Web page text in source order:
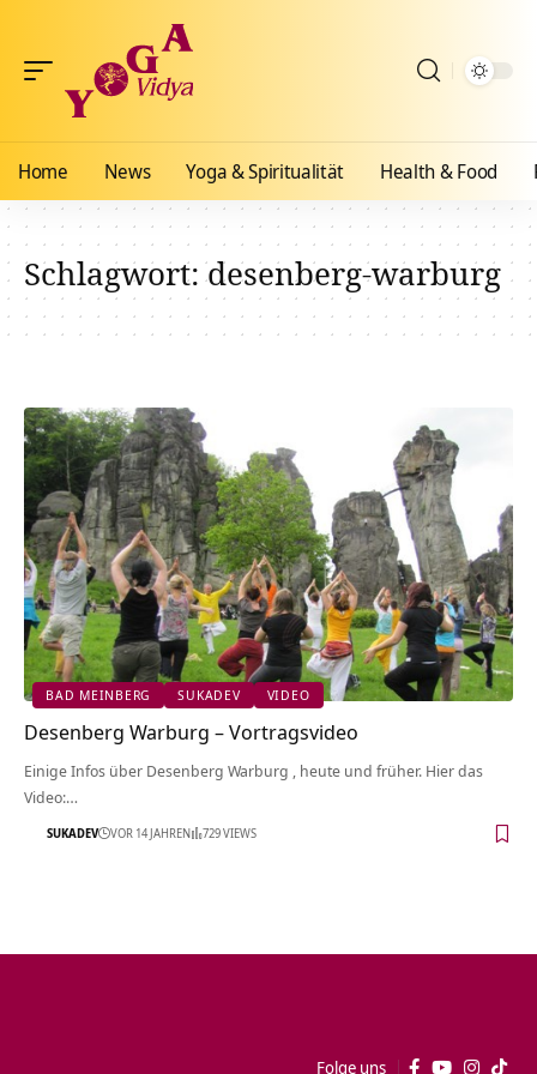
Home News Yoga & Spiritualität Health & Food
Schlagwort:desenberg-warburg
BAD MEINBERG SUKADEV VIDEO
Desenberg Warburg‏‎ – Vortragsvideo
Einige Infos über Desenberg Warburg‏‎ , heute und früher. Hier das
Video:…
SUKADEV VOR 14 JAHREN 729 VIEWS
Folge uns